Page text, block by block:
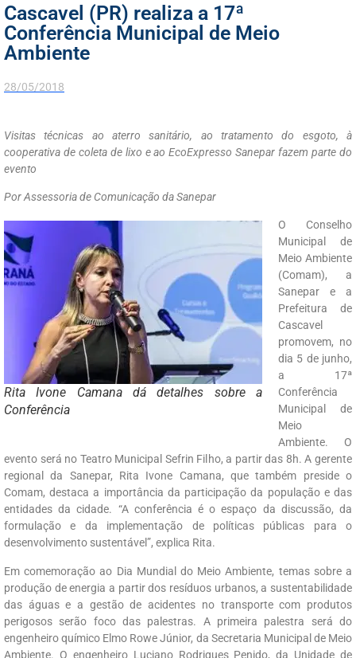
Cascavel (PR) realiza a 17ª
Conferência Municipal de Meio
Ambiente
28/05/2018
Visitas técnicas ao aterro sanitário, ao tratamento do esgoto, à
cooperativa de coleta de lixo e ao EcoExpresso Sanepar fazem parte do
evento
Por Assessoria de Comunicação da Sanepar
Rita Ivone Camana dá detalhes sobre a
Conferência
O Conselho
Municipal de
Meio Ambiente
(Comam), a
Sanepar e a
Prefeitura de
Cascavel
promovem, no
dia 5 de junho,
a 17ª
Conferência
Municipal de
Meio
Ambiente. O
evento será no Teatro Municipal Sefrin Filho, a partir das 8h. A gerente
regional da Sanepar, Rita Ivone Camana, que também preside o
Comam, destaca a importância da participação da população e das
entidades da cidade. “A conferência é o espaço da discussão, da
formulação e da implementação de políticas públicas para o
desenvolvimento sustentável”, explica Rita.
Em comemoração ao Dia Mundial do Meio Ambiente, temas sobre a
produção de energia a partir dos resíduos urbanos, a sustentabilidade
das águas e a gestão de acidentes no transporte com produtos
perigosos serão foco das palestras. A primeira palestra será do
engenheiro químico Elmo Rowe Júnior, da Secretaria Municipal de Meio
Ambiente. O engenheiro Luciano Rodrigues Penido, da Unidade de